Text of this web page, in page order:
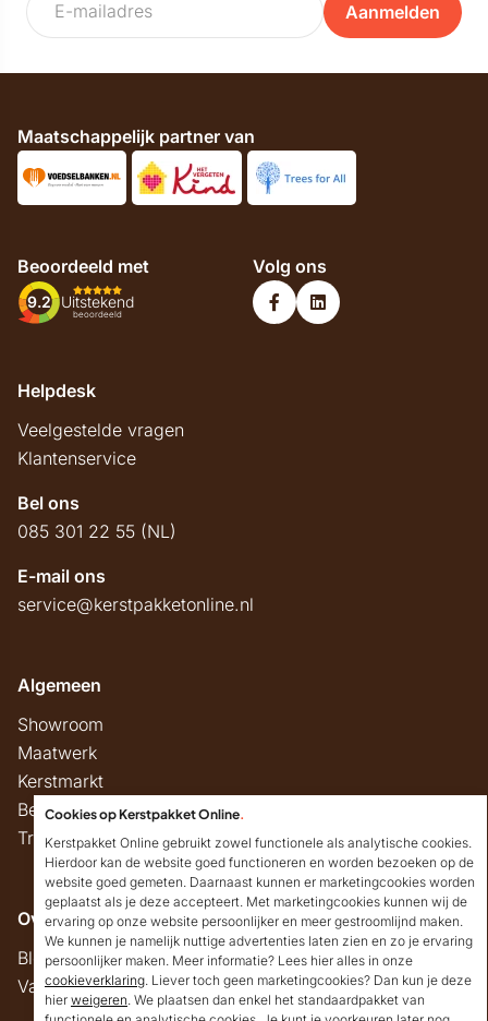
Aanmelden
Maatschappelijk partner van
Beoordeeld met
9.2 Uitstekend
beoordeeld
Volg ons
Helpdesk
Veelgestelde vragen
Klantenservice
Bel ons
085 301 22 55 (NL)
E-mail ons
service@kerstpakketonline.nl
Algemeen
Showroom
Maatwerk
Kerstmarkt
Belastingregels
Track & Trace
Overig
Blog
Vacatures
Goedendag!
Cookies op Kerstpakket Online.
Kerstpakket Online gebruikt zowel functionele als analytische cookies.
Hierdoor kan de website goed functioneren en worden bezoeken op de
website goed gemeten. Daarnaast kunnen er marketingcookies worden
geplaatst als je deze accepteert. Met marketingcookies kunnen wij de
ervaring op onze website persoonlijker en meer gestroomlijnd maken.
We kunnen je namelijk nuttige advertenties laten zien en zo je ervaring
persoonlijker maken. Meer informatie? Lees hier alles in onze
cookieverklaring. Liever toch geen marketingcookies? Dan kun je deze
hier weigeren. We plaatsen dan enkel het standaardpakket van